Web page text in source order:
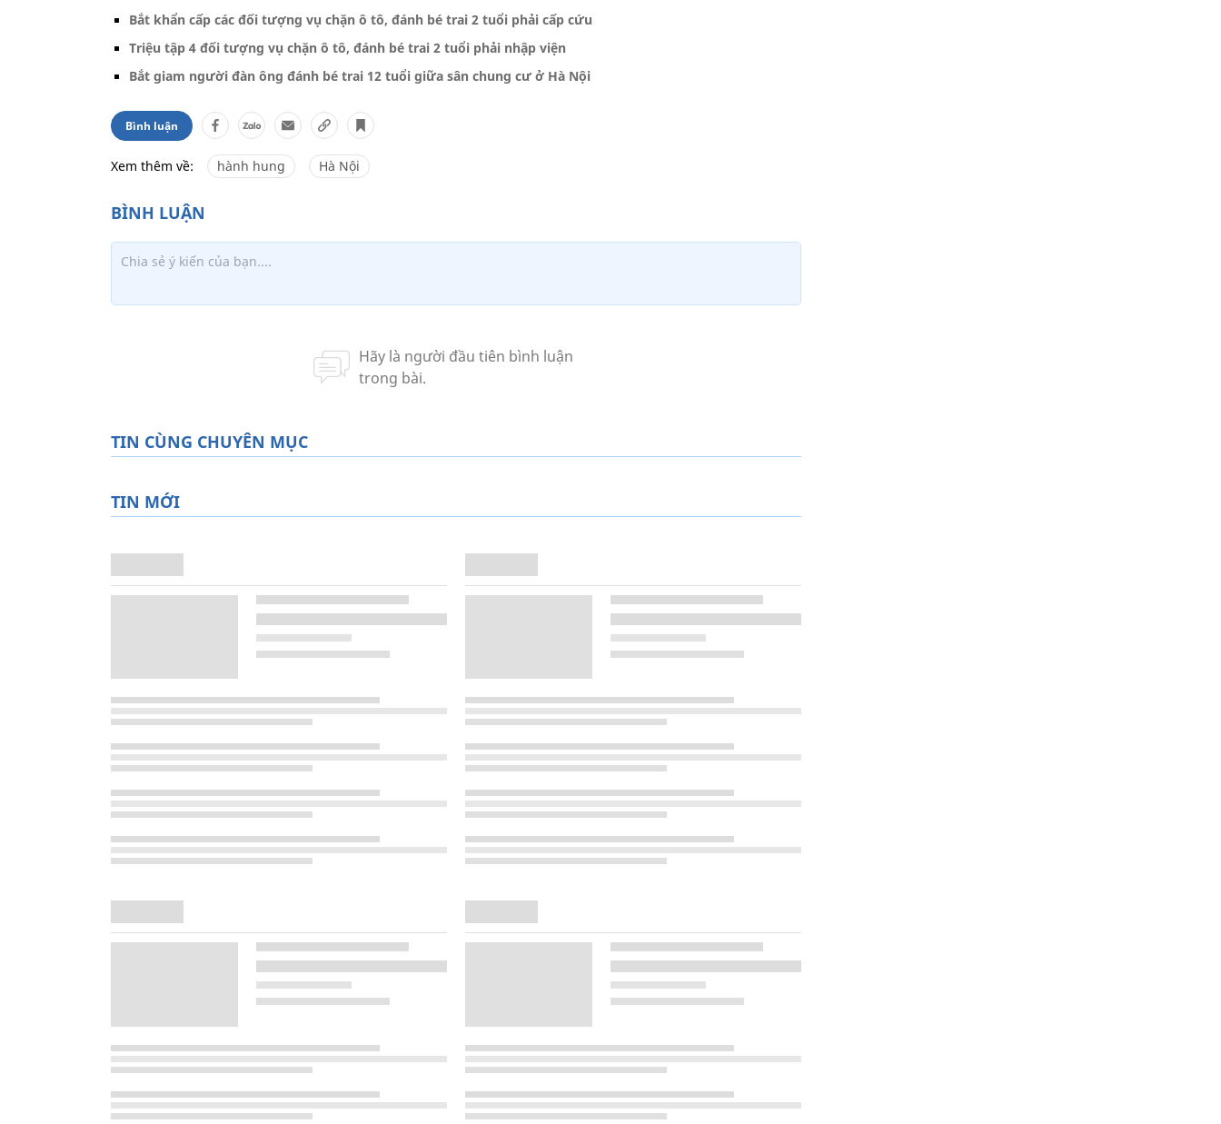
Bắt khẩn cấp các đối tượng vụ chặn ô tô, đánh bé trai 2 tuổi phải cấp cứu
Triệu tập 4 đối tượng vụ chặn ô tô, đánh bé trai 2 tuổi phải nhập viện
Bắt giam người đàn ông đánh bé trai 12 tuổi giữa sân chung cư ở Hà Nội
Bình luận
Xem thêm về: hành hung Hà Nội
TIN CÙNG CHUYÊN MỤC
TIN MỚI